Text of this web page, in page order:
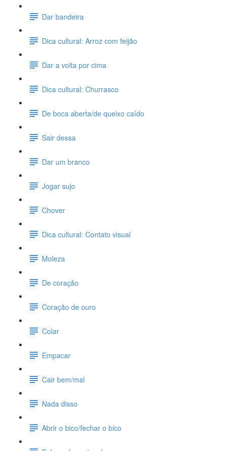
Dar bandeira
Dica cultural: Arroz com feijão
Dar a volta por cima
Dica cultural: Churrasco
De boca aberta/de queixo caído
Sair dessa
Dar um branco
Jogar sujo
Chover
Dica cultural: Contato visual
Moleza
De coração
Coração de ouro
Colar
Empacar
Cair bem/mal
Nada disso
Abrir o bico/fechar o bico